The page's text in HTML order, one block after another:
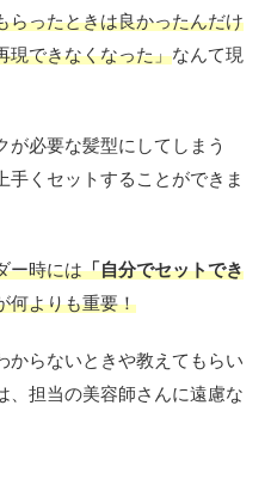
らったときは良かったんだけ
現できなくなった」なんて現
必要な髪型にしてしまう
手くセットすることができま
ー時には「自分でセットでき
何よりも重要！
からないときや教えてもらい
、担当の美容師さんに遠慮な